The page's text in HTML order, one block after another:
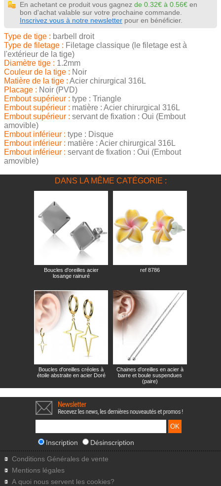
En achetant ce produit vous gagnez de 0.32€ à 0.56€ en
bon d'achat valable sur votre prochaine commande.
Inscrivez vous à notre newsletter pour en bénéficier.
Type de tige : barbell droit
Type de filetage : Filetage classique (le filetage est à
l'extérieur de la tige)
Diamètre tige : 1.2mm
Couleur de la tige : Noir
Matière de la tige : Acier chirurgical 316L
Placage : Noir (PVD)
Embout supérieur : type : Triangle
Embout supérieur : matière : Acier chirurgical 316L
Embout supérieur : servant de fixation : Oui (Embout
amovible)
Embout inférieur : type : Disque
Embout inférieur : matière : Acier chirurgical 316L
Embout inférieur : servant de fixation : Oui (Embout
amovible)
DANS LA MÊME CATÉGORIE :
Boucles d'oreilles acier
losange rainuré
ref 8786
Boucles d'oreilles créoles à
étoile abstraite en acier Doré
Chaines d'oreilles en acier à
barre et boule suspendues
(paire)
Inscription Désinscription
Conditions Générales de vente
Mentions légales
A quoi nous servent les cookies?